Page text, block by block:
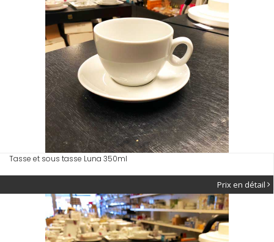
Tasse et sous tasse Luna 350ml
Prix en détail